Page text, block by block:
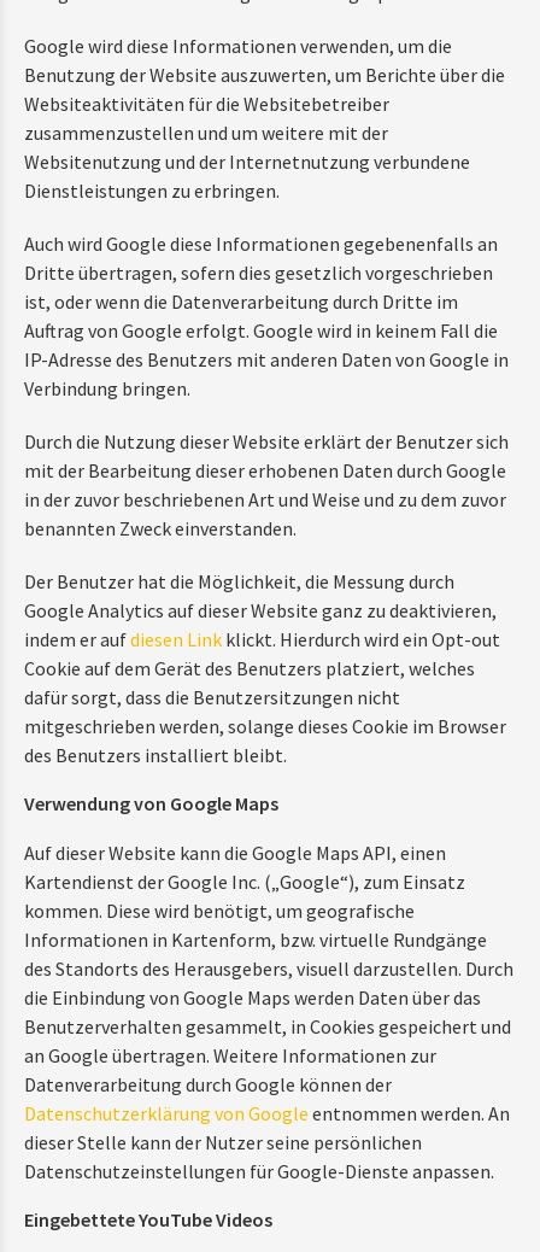
Google wird diese Informationen verwenden, um die
Benutzung der Website auszuwerten, um Berichte über die
Websiteaktivitäten für die Websitebetreiber
zusammenzustellen und um weitere mit der
Websitenutzung und der Internetnutzung verbundene
Dienstleistungen zu erbringen.
Auch wird Google diese Informationen gegebenenfalls an
Dritte übertragen, sofern dies gesetzlich vorgeschrieben
ist, oder wenn die Datenverarbeitung durch Dritte im
Auftrag von Google erfolgt. Google wird in keinem Fall die
IP-Adresse des Benutzers mit anderen Daten von Google in
Verbindung bringen.
Durch die Nutzung dieser Website erklärt der Benutzer sich
mit der Bearbeitung dieser erhobenen Daten durch Google
in der zuvor beschriebenen Art und Weise und zu dem zuvor
benannten Zweck einverstanden.
Der Benutzer hat die Möglichkeit, die Messung durch
Google Analytics auf dieser Website ganz zu deaktivieren,
indem er aufdiesen Link klickt. Hierdurch wird ein Opt-out
Cookie auf dem Gerät des Benutzers platziert, welches
dafür sorgt, dass die Benutzersitzungen nicht
mitgeschrieben werden, solange dieses Cookie im Browser
des Benutzers installiert bleibt.
Verwendung von Google Maps
Auf dieser Website kann die Google Maps API, einen
Kartendienst der Google Inc. („Google“), zum Einsatz
kommen. Diese wird benötigt, um geografische
Informationen in Kartenform, bzw. virtuelle Rundgänge
des Standorts des Herausgebers, visuell darzustellen. Durch
die Einbindung von Google Maps werden Daten über das
Benutzerverhalten gesammelt, in Cookies gespeichert und
an Google übertragen. Weitere Informationen zur
Datenverarbeitung durch Google können der
Datenschutzerklärung von Google entnommen werden. An
dieser Stelle kann der Nutzer seine persönlichen
Datenschutzeinstellungen für Google-Dienste anpassen.
Eingebettete YouTube Videos